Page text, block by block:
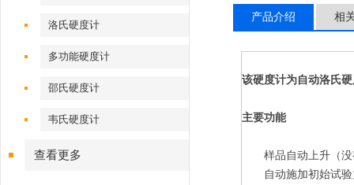
洛氏硬度计
多功能硬度计
邵氏硬度计
韦氏硬度计
查看更多
产品介绍 相
该硬度计为自动洛氏
主要功能
样品自动上升（
自动施加初始试